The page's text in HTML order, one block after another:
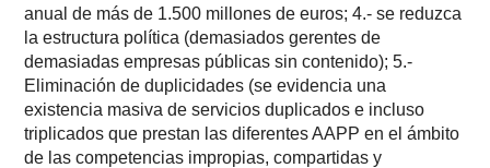
anual de más de 1.500 millones de euros; 4.- se reduzca
la estructura política (demasiados gerentes de
demasiadas empresas públicas sin contenido); 5.-
Eliminación de duplicidades (se evidencia una
existencia masiva de servicios duplicados e incluso
triplicados que prestan las diferentes AAPP en el ámbito
de las competencias impropias, compartidas y